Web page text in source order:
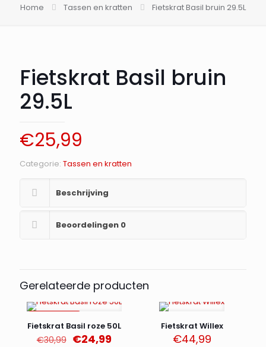
Home Tassen en kratten Fietskrat Basil bruin 29.5L
Fietskrat Basil bruin
29.5L
€25,99
Categorie: Tassen en kratten
Beschrijving
Beoordelingen 0
Gerelateerde producten
Fietskrat Basil roze 50L
€30,99 Oorspronkelijke
€24,99Huidige
Fietskrat Willex
€44,99